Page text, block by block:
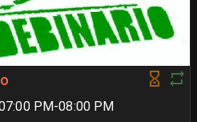
PM-08:00 PM